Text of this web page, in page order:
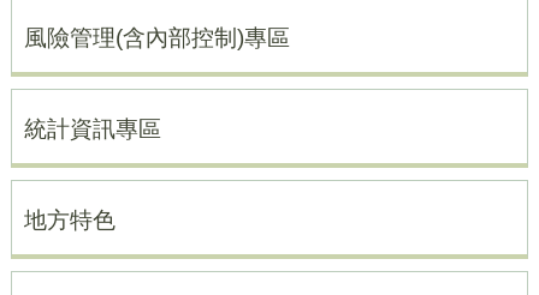
風險管理(含內部控制)專區
統計資訊專區
地方特色